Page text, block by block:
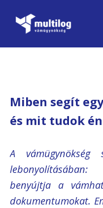
Miben segít
és mit tudok
A
benyújtja a
dokumentumokat.